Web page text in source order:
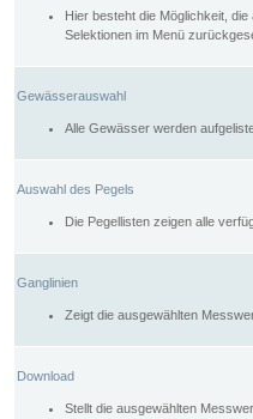
Hier besteht die Möglichkeit,
Selektionen im Menü
Gewässerauswahl
Alle Gewässer werden
Auswahl des Pegels
Die Pegellisten zeigen alle
Ganglinien
Zeigt die ausgewählten
Download
Stellt die ausgewählten